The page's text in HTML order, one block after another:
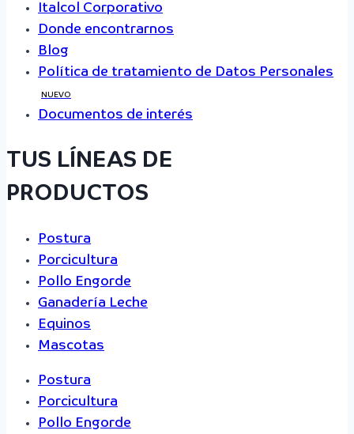
Italcol Corporativo
Donde encontrarnos
Blog
Política de tratamiento de Datos Personales
NUEVO
Documentos de interés
TUS LÍNEAS DE
PRODUCTOS
Postura
Porcicultura
Pollo Engorde
Ganadería Leche
Equinos
Mascotas
Postura
Porcicultura
Pollo Engorde